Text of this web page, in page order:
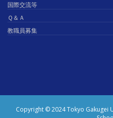
国際交流等
Ｑ＆Ａ
教職員募集
Copyright © 2024 Tokyo Gakugei